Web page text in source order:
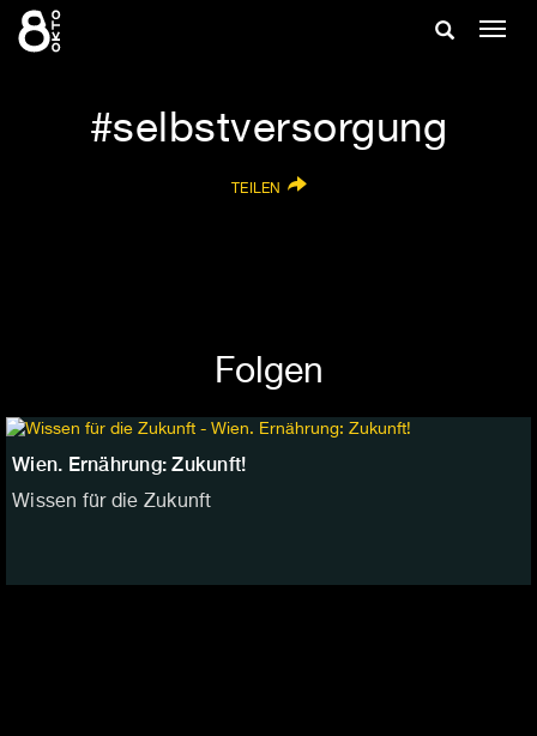
Zum
Inhalt
Suche
selbstversorgung
TEILEN
Folgen
Wien. Ernährung: Zukunft!
Wissen für die Zukunft